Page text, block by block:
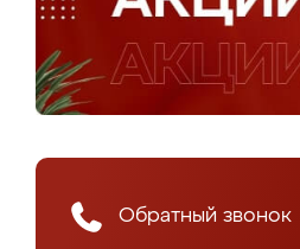
Обратный звонок